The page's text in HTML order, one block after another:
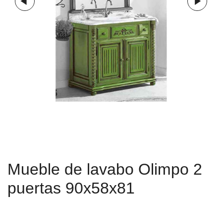
Mueble de lavabo Olimpo 2
puertas 90x58x81